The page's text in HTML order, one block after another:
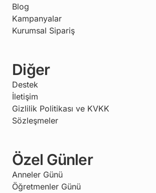
Blog
Kampanyalar
Kurumsal Sipariş
Diğer
Destek
İletişim
Gizlilik Politikası ve KVKK
Sözleşmeler
Özel Günler
Anneler Günü
Öğretmenler Günü